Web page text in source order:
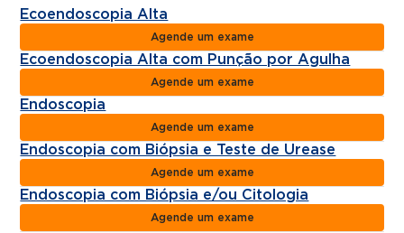
Ecoendoscopia Alta
Agende um exame
Ecoendoscopia Alta com Punção por Agulha
Agende um exame
Endoscopia
Agende um exame
Endoscopia com Biópsia e Teste de Urease
Agende um exame
Endoscopia com Biópsia e/ou Citologia
Agende um exame